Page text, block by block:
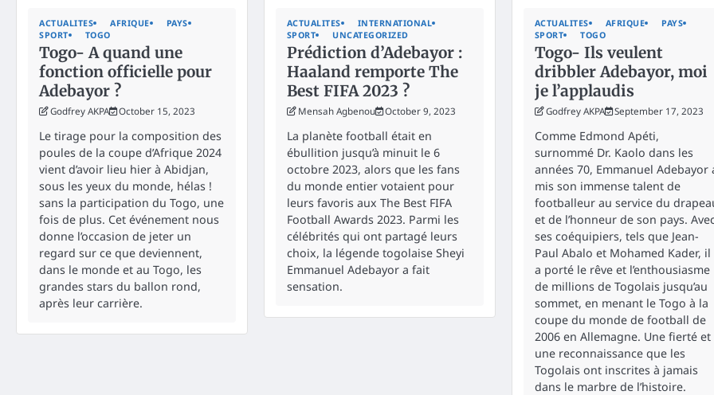
ACTUALITES AFRIQUE
PAYS
SPORT
TOGO
Togo- A quand une
fonction officielle pour
Adebayor ?
Godfrey AKPA October 15, 2023
Le tirage pour la composition des
poules de la coupe d’Afrique 2024
vient d’avoir lieu hier à Abidjan,
sous les yeux du monde, hélas !
sans la participation du Togo, une
fois de plus. Cet événement nous
donne l’occasion de jeter un
regard sur ce que deviennent,
dans le monde et au Togo, les
grandes stars du ballon rond,
après leur carrière.
ACTUALITES
INTERNATIONAL
SPORT
UNCATEGORIZED
Prédiction d’Adebayor :
Haaland remporte The
Best FIFA 2023 ?
Mensah Agbenou October 9, 2023
La planète football était en
ébullition jusqu’à minuit le 6
octobre 2023, alors que les fans
du monde entier votaient pour
leurs favoris aux The Best FIFA
Football Awards 2023. Parmi les
célébrités qui ont partagé leurs
choix, la légende togolaise Sheyi
Emmanuel Adebayor a fait
sensation.
ACTUALITES AFRIQUE
PAYS
SPORT
TOGO
Togo- Ils veulent
dribbler Adebayor, moi
je l’applaudis
Godfrey AKPA September 17, 2023
Comme Edmond Apéti,
surnommé Dr. Kaolo dans les
années 70, Emmanuel Adebayor
mis son immense talent de
footballeur au service du
et de l’honneur de son pays.
ses coéquipiers, tels que Jean-
Paul Abalo et Mohamed Kader, il
a porté le rêve et l’enthousiasme
de millions de Togolais jusqu’au
sommet, en menant le Togo à la
coupe du monde de football de
2006 en Allemagne. Une fierté et
une reconnaissance que les
Togolais ont inscrites à jamais
dans le marbre de l’histoire.